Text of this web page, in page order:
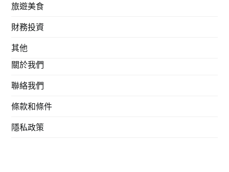
旅遊美食
財務投資
其他
關於我們
聯絡我們
條款和條件
隱私政策